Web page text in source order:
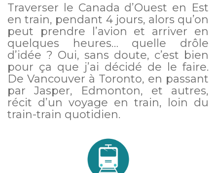
Traverser le Canada d’Ouest en Est
en train, pendant 4 jours, alors qu’on
peut prendre l’avion et arriver en
quelques heures… quelle drôle
d’idée ? Oui, sans doute, c’est bien
pour ça que j’ai décidé de le faire.
De Vancouver à Toronto, en passant
par Jasper, Edmonton, et autres,
récit d’un voyage en train, loin du
train-train quotidien.